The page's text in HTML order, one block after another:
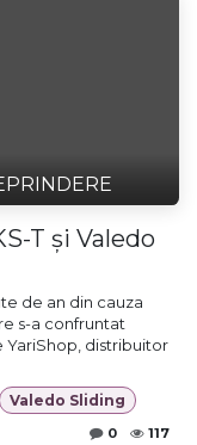
T și Valedo
de an din cauza
s-a confruntat
distribuitor
Valedo Sliding
0 117